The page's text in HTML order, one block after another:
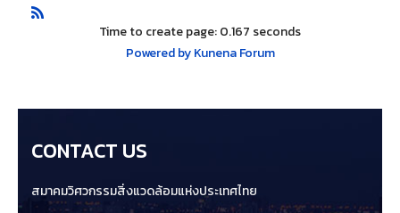
Time to create page: 0.167 seconds
Powered by Kunena Forum
CONTACT US
สมาคมวิศวกรรมสิ่งแวดล้อมแห่งประเทศไทย